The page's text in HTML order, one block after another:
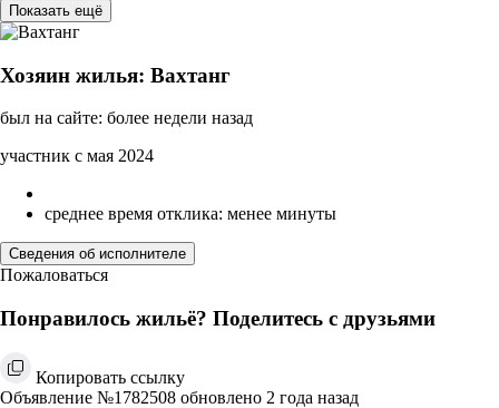
Показать ещё
Хозяин жилья: Вахтанг
был на сайте: более недели назад
участник с мая 2024
среднее время отклика: менее минуты
Сведения об исполнителе
Пожаловаться
Понравилось жильё? Поделитесь с друзьями
Копировать ссылку
Объявление №1782508 обновлено 2 года назад